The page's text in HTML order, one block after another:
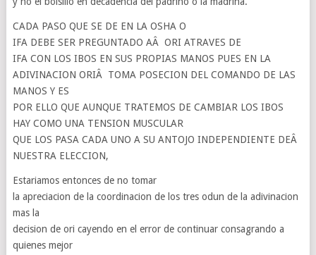
CADA PASO QUE SE DE EN LA OSHA O
IFA DEBE SER PREGUNTADO AÂ ORI ATRAVES DE
IFA CON LOS IBOS EN SUS PROPIAS MANOS PUES EN LA
ADIVINACION ORIÂ TOMA POSECION DEL COMANDO DE LAS
MANOS Y ES
POR ELLO QUE AUNQUE TRATEMOS DE CAMBIAR LOS IBOS
HAY COMO UNA TENSION MUSCULAR
QUE LOS PASA CADA UNO A SU ANTOJO INDEPENDIENTE DEÂ
NUESTRA ELECCION,
Estariamos entonces de no tomar
la apreciacion de la coordinacion de los tres odun de la adivinacion
mas la
decision de ori cayendo en el error de continuar consagrando a
quienes mejor